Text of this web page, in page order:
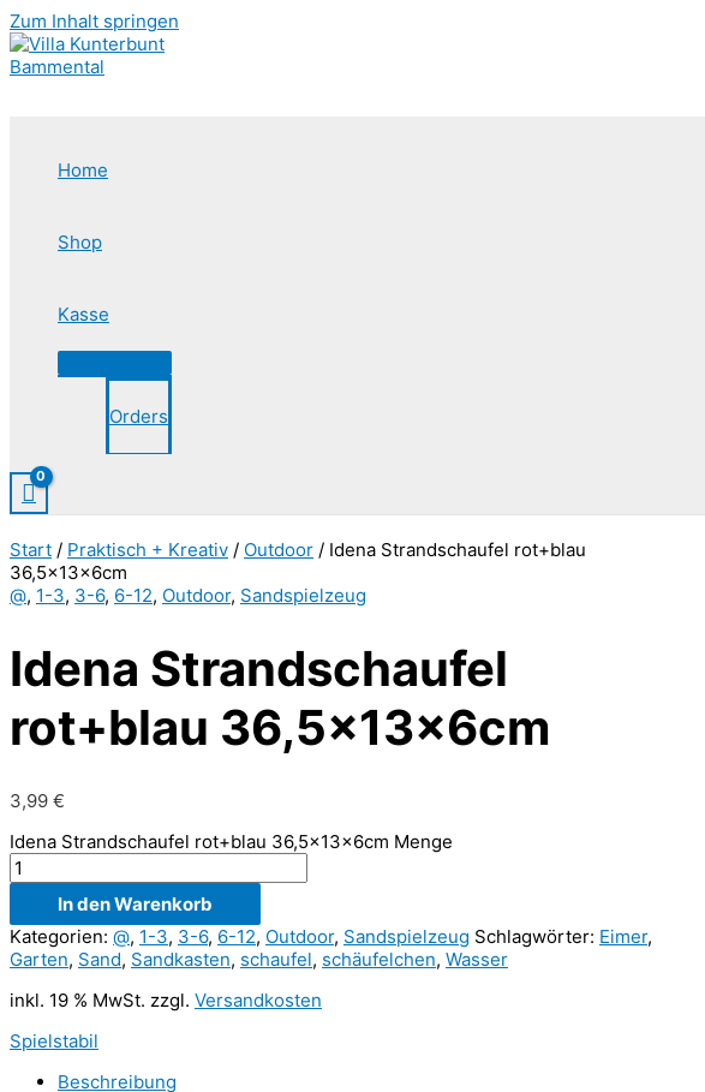
Zum Inhalt springen
Home
Shop
Kasse
Orders
Start / Praktisch + Kreativ / Outdoor / Idena Strandschaufel rot+blau
36,5x13x6cm
@, 1-3, 3-6, 6-12, Outdoor, Sandspielzeug
Idena Strandschaufel
rot+blau 36,5x13x6cm
3,99 €
Idena Strandschaufel rot+blau 36,5x13x6cm Menge
In den Warenkorb
Kategorien: @, 1-3, 3-6, 6-12, Outdoor, Sandspielzeug Schlagwörter: Eimer,
Garten, Sand, Sandkasten, schaufel, schäufelchen, Wasser
inkl. 19 % MwSt. zzgl. Versandkosten
Spielstabil
Beschreibung